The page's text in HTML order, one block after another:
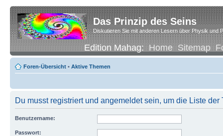
Das Prinzip des Seins
Diskutieren Sie mit anderen Lesern über Physik und
Edition Mahag:Home Sitemap
Foren-Übersicht • Aktive Themen
Du musst registriert und angemeldet sein, um die Liste
Benutzername:
Passwort: